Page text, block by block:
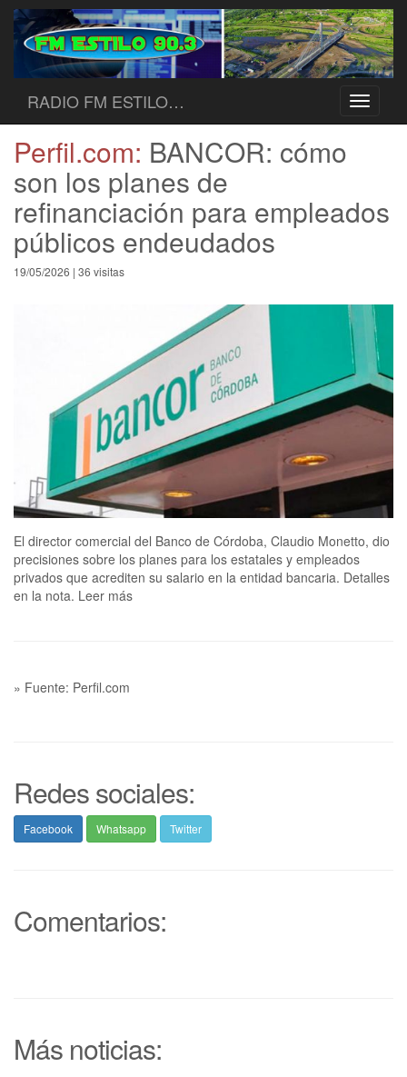
Toggle
RADIO FM ESTILO…
Perfil.com: BANCOR: cómo
son los planes de
refinanciación para empleados
públicos endeudados
19/05/2026 | 36 visitas
El director comercial del Banco de Córdoba, Claudio Monetto, dio
precisiones sobre los planes para los estatales y empleados
privados que acrediten su salario en la entidad bancaria. Detalles
en la nota. Leer más
» Fuente: Perfil.com
Redes sociales:
Facebook Whatsapp Twitter
Comentarios:
Más noticias: